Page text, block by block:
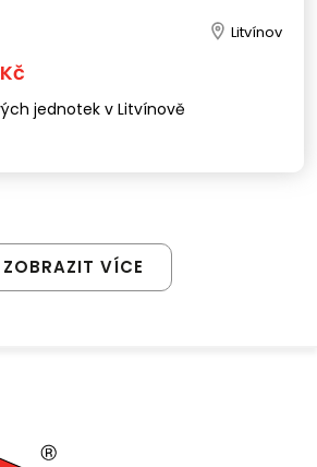
Litvínov
jednotek v Litvínově
ZOBRAZIT VÍCE